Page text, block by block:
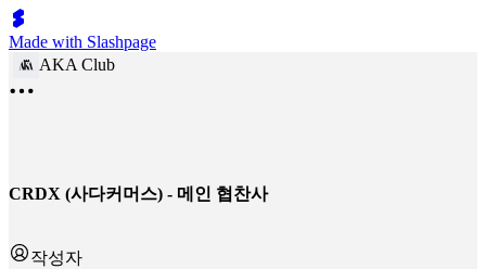
Made with Slashpage
AKA Club
CRDX (사다커머스) - 메인 협찬사
작성자